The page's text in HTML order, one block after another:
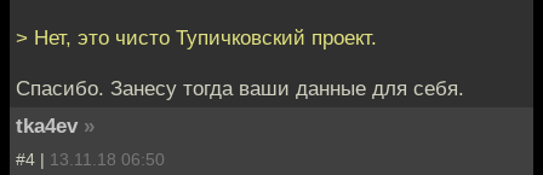
> Нет, это чисто Тупичковский проект.
Спасибо. Занесу тогда ваши данные для себя.
tka4ev »
#4 | 13.11.18 06:50